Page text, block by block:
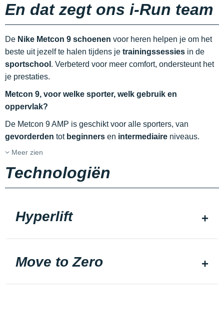
En dat zegt ons i-Run team
De Nike Metcon 9 schoenen voor heren helpen je om het
beste uit jezelf te halen tijdens je trainingssessies in de
sportschool . Verbeterd voor meer comfort, ondersteunt het
je prestaties.
Metcon 9, voor welke sporter, welk gebruik en
oppervlak?
De Metcon 9 AMP is geschikt voor alle sporters, van
gevorderden tot beginners en intermediaire niveaus.
Meer zien
Technologiën
Hyperlift
Move to Zero